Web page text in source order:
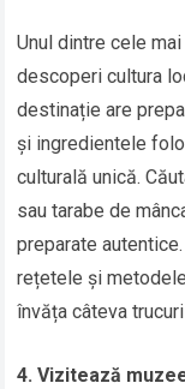
Unul dintre cele
descoperi cultura
destinație are
și ingredientele
culturală unică.
sau tarabe de
preparate
rețetele și
învăța câteva
4. Vizitează